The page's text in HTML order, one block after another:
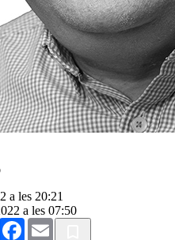
a les 20:21
a les 07:50
LinkedInFacebook
Email